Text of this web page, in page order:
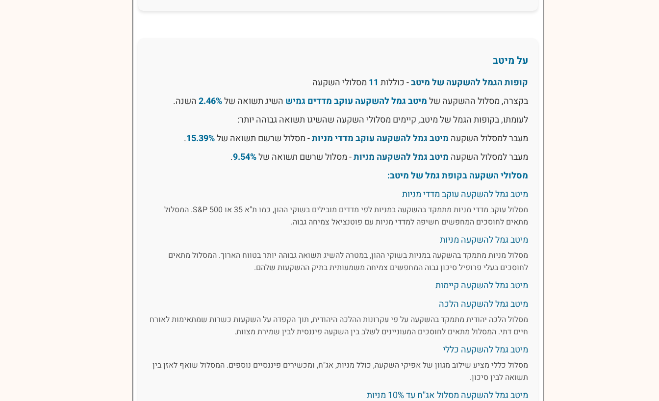
על מיטב
קופות הגמל להשקעה של מיטב- כוללות 11 מסלולי השקעה
בקצרה, מסלול ההשקעה שלמיטב גמל להשקעה עוקב מדדים גמיש השיג תשואה של2.46%השנה.
לעומתו, בקופות הגמל של מיטב, קיימים מסלולי השקעה שהשיגו תשואה גבוהה יותר:
מעבר למסלול השקעה מיטב גמל להשקעה עוקב מדדי מניות- מסלול שרשם תשואה של15.39%
.
מעבר למסלול השקעה מיטב גמל להשקעה מניות- מסלול שרשם תשואה של9.54%
.
מסלולי השקעה בקופת גמל של מיטב:
מיטב גמל להשקעה עוקב מדדי מניות
מסלול עוקב מדדי מניות מתמקד בהשקעה במניות לפי מדדים מובילים בשוקי ההון, כמו ת"א 35 או S&P 500. המסלול
מתאים לחוסכים המחפשים חשיפה למדדי מניות עם פוטנציאל צמיחה גבוה.
מיטב גמל להשקעה מניות
מסלול מניות מתמקד בהשקעה במניות בשוקי ההון, במטרה להשיג תשואה גבוהה יותר בטווח הארוך. המסלול מתאים
לחוסכים בעלי פרופיל סיכון גבוה המחפשים צמיחה משמעותית בתיק ההשקעות שלהם.
מיטב גמל להשקעה קיימות
מיטב גמל להשקעה הלכה
מסלול הלכה יהודית מתמקד בהשקעה על פי עקרונות ההלכה היהודית, תוך הקפדה על השקעות כשרות שמתאימות לאורח
חיים דתי. המסלול מתאים לחוסכים המעוניינים לשלב בין השקעה פיננסית לבין שמירת מצוות.
מיטב גמל להשקעה כללי
מסלול כללי מציע שילוב מגוון של אפיקי השקעה, כולל מניות, אג"ח, ומכשירים פיננסיים נוספים. המסלול שואף לאזן בין
תשואה לבין סיכון.
מיטב גמל להשקעה מסלול אג''ח עד 10% מניות